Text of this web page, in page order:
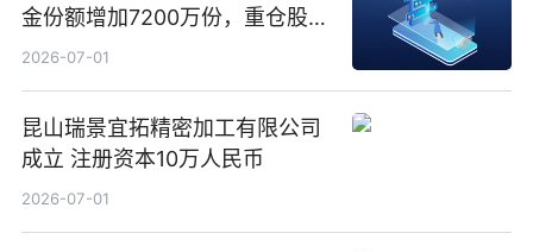
金份额增加7200万份，重仓股新
易盛、中际旭创、立讯精密
2026-07-01
昆山瑞景宜拓精密加工有限公司
成立 注册资本10万人民币
2026-07-01